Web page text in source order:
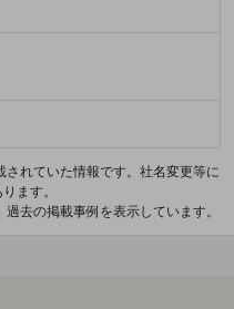
れていた情報です。社名変更等に
ます。
去の掲載事例を表示しています。